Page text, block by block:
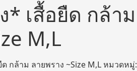
เสื้อยืด กล้าม
M,L
กล้าม ลายพราง ~Size M,Lหมวดหมู่: